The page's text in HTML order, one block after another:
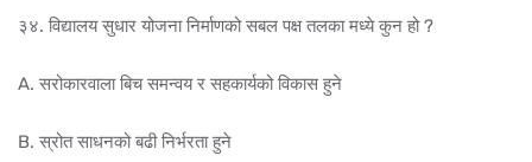
३४. विद्यालय सुधार योजना निर्माणको सबल पक्ष तलका मध्ये कुन हो ?
A. सरोकारवाला बिच समन्वय र सहकार्यको विकास हुने
B. स्रोत साधनको बढी निर्भरता हुने